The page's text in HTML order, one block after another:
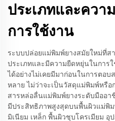
ประเภทและควา
การใช้งาน
ระบบปล่อยแม่พิมพ์ยางสมัยใหม่ที่ส
ประเภทและมีความยืดหยุ่นในการ
ได้อย่างไม่เคยมีมาก่อนในการตอ
หลาย ไม่ว่าจะเป็นวัสดุแม่พิมพ์หรื
สารหล่อลื่นแม่พิมพ์ยางระดับมืออา
มีประสิทธิภาพสูงสุดบนพื้นผิวแม่พิ
มิเนียม เหล็ก พื้นผิวชุบโครเมียม